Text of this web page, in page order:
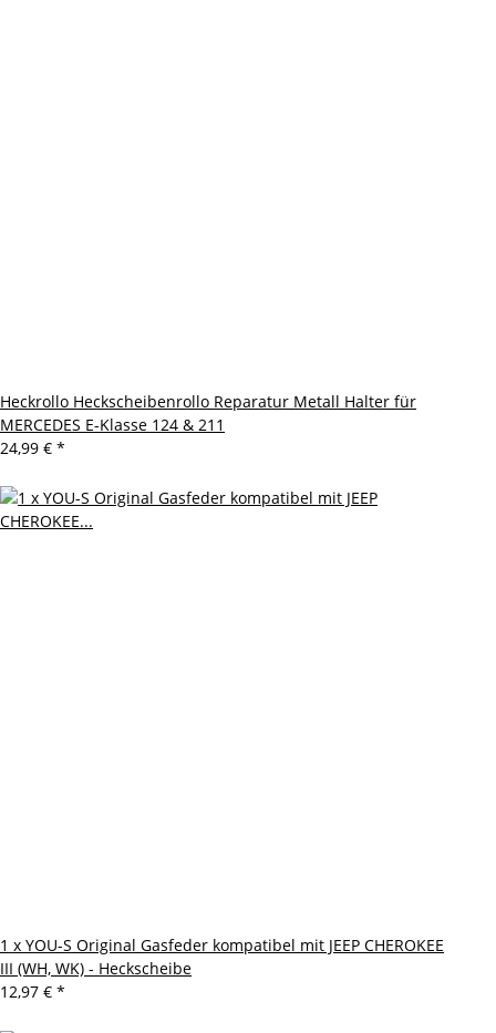
Heckrollo Heckscheibenrollo Reparatur Metall Halter für
MERCEDES E-Klasse 124 & 211
24,99 € *
1 x YOU-S Original Gasfeder kompatibel mit JEEP CHEROKEE
III (WH, WK) - Heckscheibe
12,97 € *